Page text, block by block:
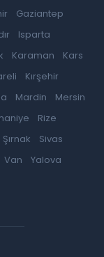
Gaziantep
Isparta
Karaman
Kars
Kırşehir
Mardin
Mersin
Rize
Şırnak
Sivas
Van
Yalova